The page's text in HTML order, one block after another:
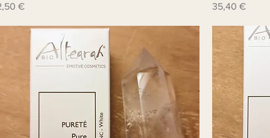
€
Prix
35,40 €